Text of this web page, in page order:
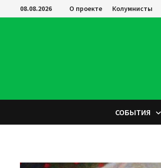
Перейти
к
08.08.2026 О проекте Колумнисты
СОБЫТИЯ